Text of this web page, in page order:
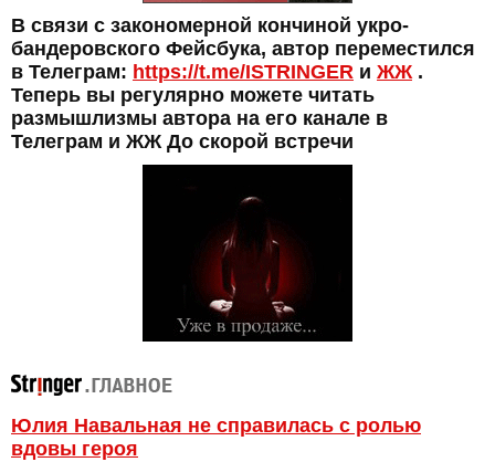
В связи с закономерной кончиной укро-
бандеровского Фейсбука, автор переместился
в Телеграм: https://t.me/ISTRINGER и ЖЖ .
Теперь вы регулярно можете читать
размышлизмы автора на его канале в
Телеграм и ЖЖ До скорой встречи
Юлия Навальная не справилась с ролью
вдовы героя